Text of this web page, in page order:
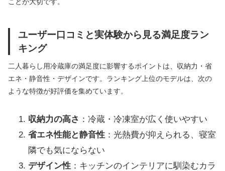
ユーザー口コミと実体験から見る満足度ラン
キング
二人暮らし用冷蔵庫の満足度に影響するポイントは、収納力・省
エネ・静音性・デザインです。ランキング上位のモデルは、次の
ような特徴が好評価を集めています。
収納力の高さ ：冷蔵・冷凍室が広く使いやすい
省エネ性能と静音性 ：光熱費が抑えられる、寝室
隣でも気にならない
デザイン性 ：キッチンのインテリアに馴染むカラ